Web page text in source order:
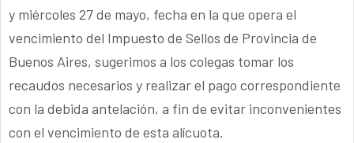
y miércoles 27 de mayo, fecha en la que opera el
vencimiento del Impuesto de Sellos de Provincia de
Buenos Aires, sugerimos a los colegas tomar los
recaudos necesarios y realizar el pago correspondiente
con la debida antelación, a fin de evitar inconvenientes
con el vencimiento de esta alícuota.